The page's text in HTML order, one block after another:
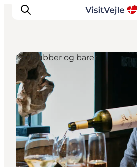
Oplevelser
Det sker
Planlæg dit besøg
Inspiration
Natklubber og barer